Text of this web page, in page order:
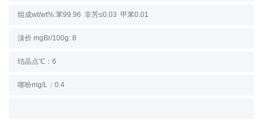
组成wt/wt%:苯99.96 非芳≤0.03 甲苯0.01
溴价 mgBr/100g: 8
结晶点℃：6
噻吩mg/L：0.4